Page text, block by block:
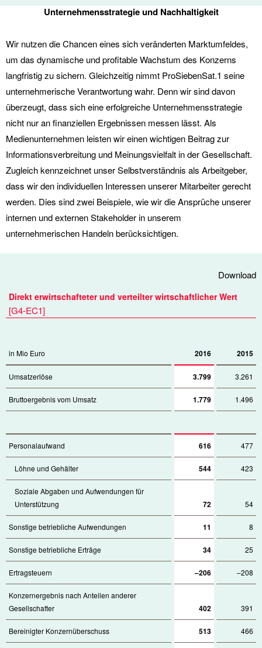
Unternehmensstrategie und Nachhaltigkeit
Wir nutzen die Chancen eines sich veränderten Marktumfeldes,
um das dynamische und profitable Wachstum des Konzerns
langfristig zu sichern. Gleichzeitig nimmt ProSiebenSat.1 seine
unternehmerische Verantwortung wahr. Denn wir sind davon
überzeugt, dass sich eine erfolgreiche Unternehmensstrategie
nicht nur an finanziellen Ergebnissen messen lässt. Als
Medienunternehmen leisten wir einen wichtigen Beitrag zur
Informationsverbreitung und Meinungsvielfalt in der Gesellschaft.
Zugleich kennzeichnet unser Selbstverständnis als Arbeitgeber,
dass wir den individuellen Interessen unserer Mitarbeiter gerecht
werden. Dies sind zwei Beispiele, wie wir die Ansprüche unserer
internen und externen Stakeholder in unserem
unternehmerischen Handeln berücksichtigen.
Download
Direkt erwirtschafteter und verteilter wirtschaftlicher Wert
[G4-EC1]
in Mio Euro 2016 2015
Umsatzerlöse 3.799 3.261
Bruttoergebnis vom Umsatz 1.779 1.496
Personalaufwand 616 477
Löhne und Gehälter 544 423
Soziale Abgaben und Aufwendungen für
Unterstützung
72 54
Sonstige betriebliche Aufwendungen 11 8
Sonstige betriebliche Erträge 34 25
Ertragsteuern –206 –208
Konzernergebnis nach Anteilen anderer
Gesellschafter
402 391
Bereinigter Konzernüberschuss 513 466